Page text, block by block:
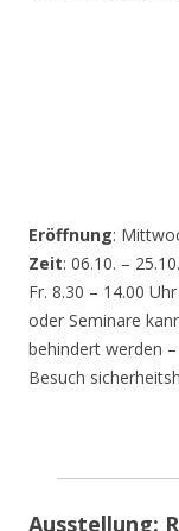
Eröffnung:
Zeit: 06.10. –
Fr. 8.30 – 14.00
oder Seminare
behindert werden
Besuch
Ausstellung: